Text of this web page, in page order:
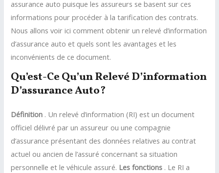
assurance auto puisque les assureurs se basent sur ces
informations pour procéder à la tarification des contrats.
Nous allons voir ici comment obtenir un relevé d’information
d’assurance auto et quels sont les avantages et les
inconvénients de ce document.
Qu’est-Ce Qu’un Relevé D’information
D’assurance Auto?
Définition . Un relevé d’information (RI) est un document
officiel délivré par un assureur ou une compagnie
d’assurance présentant des données relatives au contrat
actuel ou ancien de l’assuré concernant sa situation
personnelle et le véhicule assuré. Les fonctions . Le RI a